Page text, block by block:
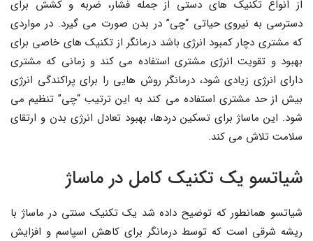
از انواع تکنیک های دستی از جمله فشار، ضربه و کشش برای
دسترسی به نیروی حیاتی “چی” در بدن صورت می گیرد. در مواردی
که مشتری دچار کمبود انرژی باشد درمانگر از تکنیک های خاصی برای
بهبود و تقویت انرژی مشتری استفاده می کند و زمانی که مشتری
دارای انرژی زیادی شود، درمانگر روش هایی را برای پراکندگی انرژی
بیش از حد مشتری استفاده می کند به این ترتیب “چی” تنظیم می
شود. این ماساژ برای تسکین دردها، بهبود تعادل انرژی بدن و ارتقای
سلامت تلاش می کند.
شیاتسو یک تکنیک کامل در ماساژ
شیاتسو همانطور که توضیح داده شد یک تکنیک سنتی در ماساژ با
ریشه شرقی است که توسط درمانگر برای کاهش اسپاسم و افزایش